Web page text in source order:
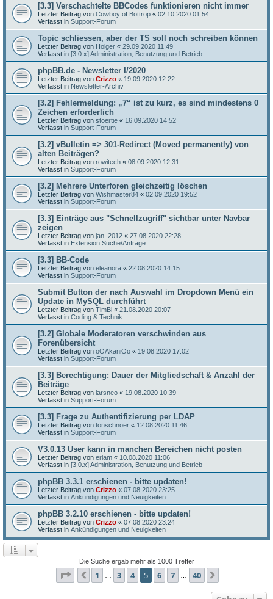
[3.3] Verschachtelte BBCodes funktionieren nicht immer
Letzter Beitrag von Cowboy of Bottrop « 02.10.2020 01:54
Verfasst in Support-Forum
Topic schliessen, aber der TS soll noch schreiben können
Letzter Beitrag von Holger « 29.09.2020 11:49
Verfasst in [3.0.x] Administration, Benutzung und Betrieb
phpBB.de - Newsletter I/2020
Letzter Beitrag von Crizzo « 19.09.2020 12:22
Verfasst in Newsletter-Archiv
[3.2] Fehlermeldung: „7“ ist zu kurz, es sind mindestens 0
Zeichen erforderlich
Letzter Beitrag von stoertie « 16.09.2020 14:52
Verfasst in Support-Forum
[3.2] vBulletin => 301-Redirect (Moved permanently) von
alten Beiträgen?
Letzter Beitrag von rowitech « 08.09.2020 12:31
Verfasst in Support-Forum
[3.2] Mehrere Unterforen gleichzeitig löschen
Letzter Beitrag von Wishmaster84 « 02.09.2020 19:52
Verfasst in Support-Forum
[3.3] Einträge aus "Schnellzugriff" sichtbar unter Navbar
zeigen
Letzter Beitrag von jan_2012 « 27.08.2020 22:28
Verfasst in Extension Suche/Anfrage
[3.3] BB-Code
Letzter Beitrag von eleanora « 22.08.2020 14:15
Verfasst in Support-Forum
Submit Button der nach Auswahl im Dropdown Menü ein
Update in MySQL durchführt
Letzter Beitrag von TimBl « 21.08.2020 20:07
Verfasst in Coding & Technik
[3.2] Globale Moderatoren verschwinden aus
Forenübersicht
Letzter Beitrag von oOAkaniOo « 19.08.2020 17:02
Verfasst in Support-Forum
[3.3] Berechtigung: Dauer der Mitgliedschaft & Anzahl der
Beiträge
Letzter Beitrag von larsneo « 19.08.2020 10:39
Verfasst in Support-Forum
[3.3] Frage zu Authentifizierung per LDAP
Letzter Beitrag von tonschnoer « 12.08.2020 11:46
Verfasst in Support-Forum
V3.0.13 User kann in manchen Bereichen nicht posten
Letzter Beitrag von eriam « 10.08.2020 11:06
Verfasst in [3.0.x] Administration, Benutzung und Betrieb
phpBB 3.3.1 erschienen - bitte updaten!
Letzter Beitrag von Crizzo « 07.08.2020 23:25
Verfasst in Ankündigungen und Neuigkeiten
phpBB 3.2.10 erschienen - bitte updaten!
Letzter Beitrag von Crizzo « 07.08.2020 23:24
Verfasst in Ankündigungen und Neuigkeiten
Die Suche ergab mehr als 1000 Treffer
Seite 5von 40
Vorherige
1 3 4 5 6 7 40